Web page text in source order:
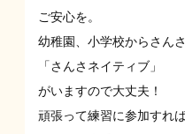
ご安心を。
幼稚園、小学校からさん
「さんさネイティブ」
がいますので大丈夫！
頑張って練習に参加すれ